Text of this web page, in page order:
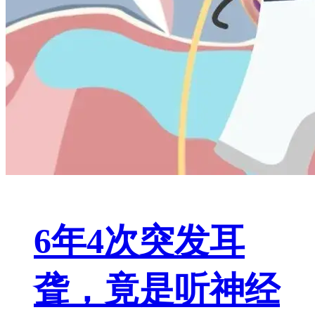
6年4次突发耳
聋，竟是听神经